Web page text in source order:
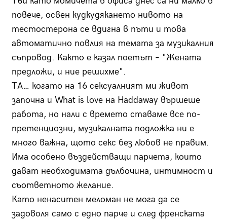
повече, освен кудкудякането нивото на
тестостерона се вдигна в пъти и това
автоматично повлия на темата за музикалния
съпровод. Както е казал поетът – "Жената
предложи, и ние решихме".
ТА… когато на 16 сексуалният ми живот
започна и What is love на Haddaway вършеше
работа, но нали с времето ставаме все по-
претенциозни, музикалната подложка ни е
много важна, щото секс без любов не правим.
Има особено въздействащи парчета, които
дават необходимата дълбочина, интимност и
съответното желание.
Като ненаситен меломан не мога да се
задоволя само с едно парче и след френската